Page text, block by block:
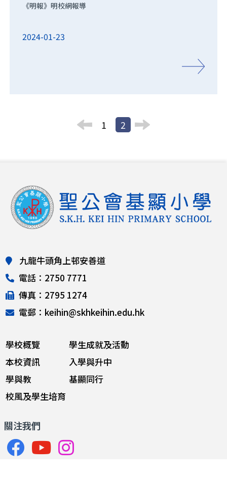
《明報》明校網報導
2024-01-23
1 2
九龍牛頭角上邨安善道
電話：2750 7771
傳真：2795 1274
電郵：keihin@skhkeihin.edu.hk
學校概覽
本校資訊
學與教
校風及學生培育
學生成就及活動
入學與升中
基顯同行
關注我們